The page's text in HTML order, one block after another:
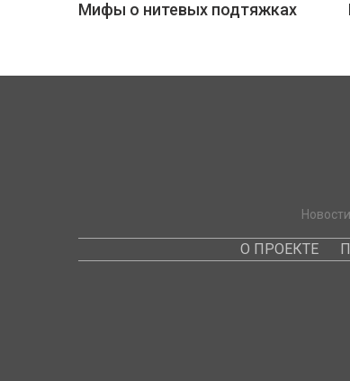
Мифы о нитевых подтяжках
О ПРОЕКТЕ